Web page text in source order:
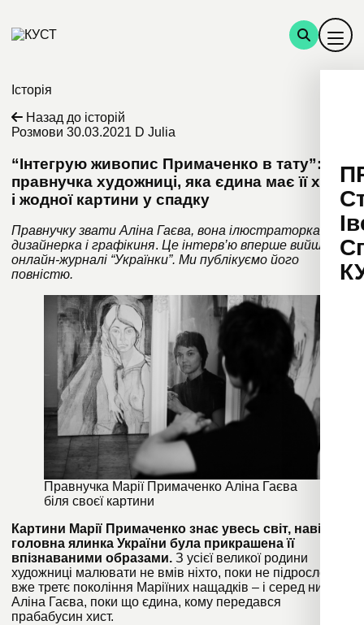
Історія
Назад до історій
Розмови 30.03.2021 D Julia
“Інтегрую живопис Примаченко в тату”:
правнучка художниці, яка єдина має її хист
і жодної картини у спадку
Правнучку звати Аліна Гаєва, вона ілюстраторка,
дизайнерка і графікиня. Це інтерв’ю вперше вийшло в
онлайн-журналі “Українки”. Ми публікуємо його
повністю.
Правнучка Марії Примаченко Аліна Гаєва
біля своєї картини
Картини Марії Примаченко знає увесь світ, навіть
головна ялинка України була прикрашена її
впізнаваними образами. З усієї великої родини
художниці малювати не вмів ніхто, поки не підросло
вже третє покоління Маріїних нащадків – і серед них
Аліна Гаєва, поки що єдина, кому передався
прабабусин хист.